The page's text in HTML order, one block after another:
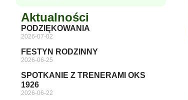
Aktualności
PODZIĘKOWANIA
2026-07-02
FESTYN RODZINNY
2026-06-25
SPOTKANIE Z TRENERAMI OKS
1926
2026-06-22